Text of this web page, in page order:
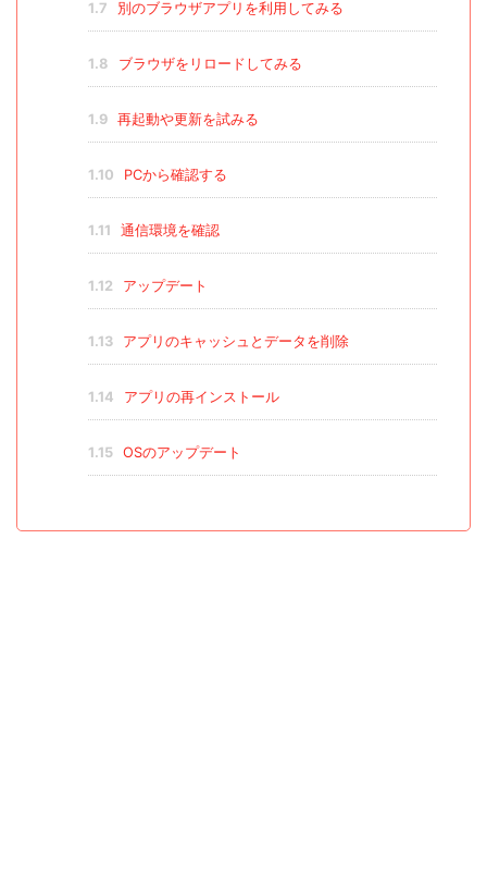
1.7 別のブラウザアプリを利用してみる
1.8 ブラウザをリロードしてみる
1.9 再起動や更新を試みる
1.10 PCから確認する
1.11 通信環境を確認
1.12 アップデート
1.13 アプリのキャッシュとデータを削除
1.14 アプリの再インストール
1.15 OSのアップデート